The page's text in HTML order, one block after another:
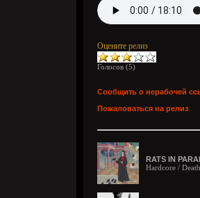
Оцените релиз
Голосов (5)
Сообщить о нерабочей
Пожаловаться на релиз
RATS IN
Hardcore / Death